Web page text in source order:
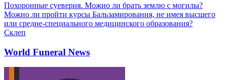
Похоронные суеверия. Можно ли брать землю с могилы?
Можно ли пройти курсы Бальзамирования, не имея высшего
или средне-специального медицинского образования?
Склеп
World Funeral News